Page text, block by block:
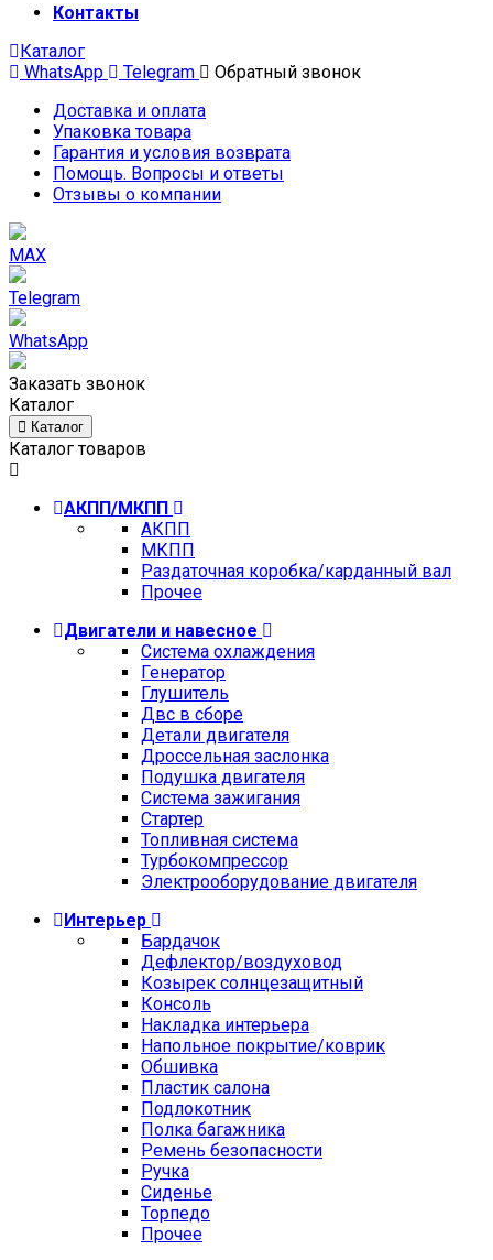
Контакты
Каталог
WhatsApp
Telegram
Обратный звонок
Доставка и оплата
Упаковка товара
Гарантия и условия возврата
Помощь. Вопросы и ответы
Отзывы о компании
MAX
Telegram
WhatsApp
Заказать звонок
Каталог
Каталог
Каталог товаров
АКПП/МКПП
АКПП
МКПП
Раздаточная коробка/карданный вал
Прочее
Двигатели и навесное
Cистема охлаждения
Генератор
Глушитель
Двс в сборе
Детали двигателя
Дроссельная заслонка
Подушка двигателя
Система зажигания
Стартер
Топливная система
Турбокомпрессор
Электрооборудование двигателя
Интерьер
Бардачок
Дефлектор/воздуховод
Козырек солнцезащитный
Консоль
Накладка интерьера
Напольное покрытие/коврик
Обшивка
Пластик салона
Подлокотник
Полка багажника
Ремень безопасности
Ручка
Сиденье
Торпедо
Прочее